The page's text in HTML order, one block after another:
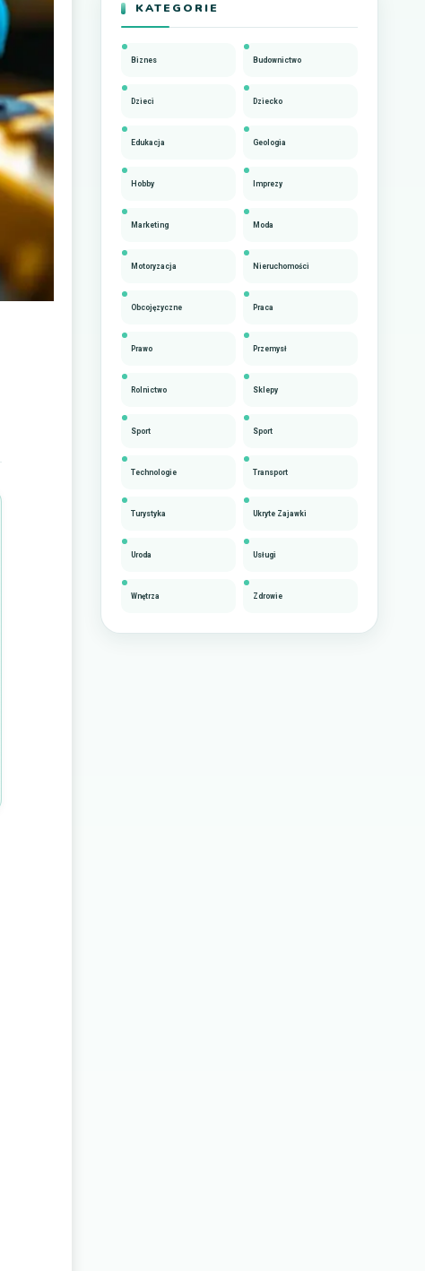
KATEGORIE
Biznes Budownictwo
Dzieci Dziecko
Edukacja Geologia
Hobby Imprezy
Marketing Moda
Motoryzacja Nieruchomości
Obcojęzyczne Praca
Prawo Przemysł
Rolnictwo Sklepy
Sport Sport
Technologie Transport
Turystyka Ukryte Zajawki
Uroda Usługi
Wnętrza Zdrowie